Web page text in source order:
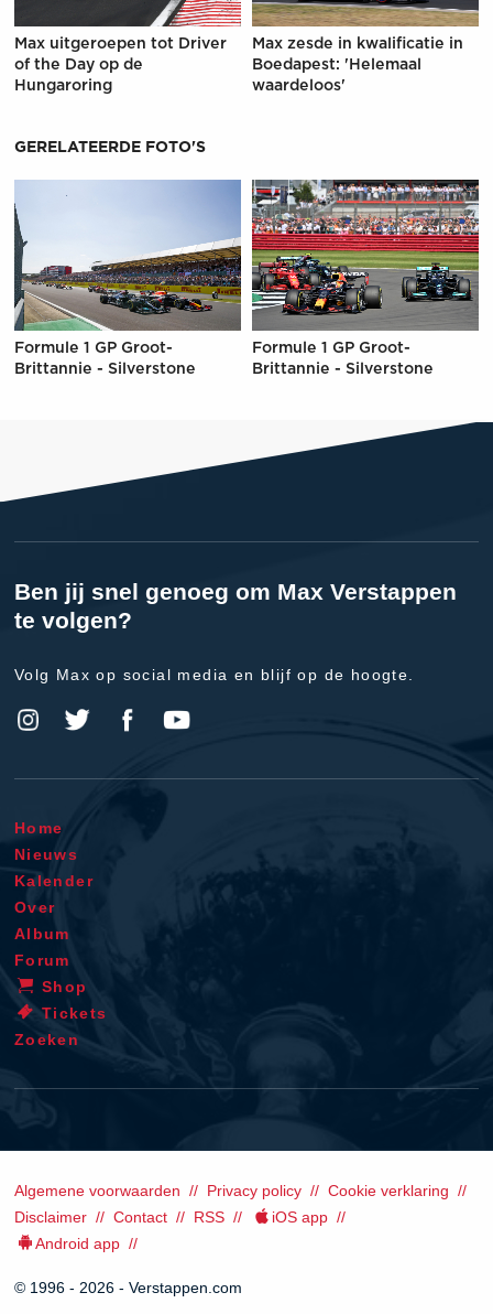
Max uitgeroepen tot Driver
of the Day op de
Hungaroring
Max zesde in kwalificatie in
Boedapest: 'Helemaal
waardeloos'
GERELATEERDE FOTO'S
Formule 1 GP Groot-
Brittannie - Silverstone
Formule 1 GP Groot-
Brittannie - Silverstone
Ben jij snel genoeg om Max Verstappen
te volgen?
Volg Max op social media en blijf op de hoogte.
Home
Nieuws
Kalender
Over
Album
Forum
Shop
Tickets
Zoeken
Algemene voorwaarden Privacy policy
Cookie verklaring
Disclaimer
Contact RSS
iOS app
Android app
© 1996 - 2026 - Verstappen.com